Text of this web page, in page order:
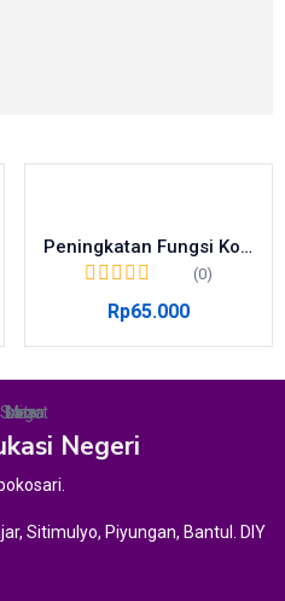
Peningkatan Fungsi Kognitif Lansia Menuju Usia Senja yang Bahagia
(0)
Rp65.000
Negeri
Sitimulyo, Piyungan, Bantul. DIY